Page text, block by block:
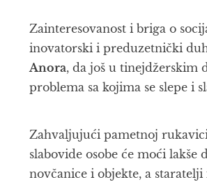
Zainteresovanost i briga o
inovatorski i preduzetnički
Anora, da još u tinejdžerskim
problema sa kojima se slepe i
Zahvaljujući pametnoj
slabovide osobe će moći
novčanice i objekte, a